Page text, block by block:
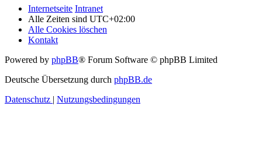
Internetseite Intranet
Alle Zeiten sind UTC+02:00
Alle Cookies löschen
Kontakt
Powered by phpBB® Forum Software © phpBB Limited
Deutsche Übersetzung durch phpBB.de
Datenschutz | Nutzungsbedingungen